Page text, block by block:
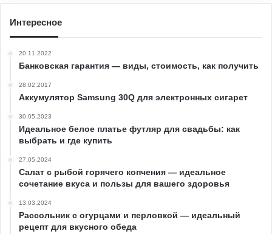
Интересное
20.11.2022
Банковская гарантия — виды, стоимость, как получить
28.02.2017
Аккумулятор Samsung 30Q для электронных сигарет
30.05.2023
Идеальное белое платье футляр для свадьбы: как
выбрать и где купить
27.05.2024
Салат с рыбой горячего копчения — идеальное
сочетание вкуса и пользы для вашего здоровья
13.03.2024
Рассольник с огурцами и перловкой — идеальный
рецепт для вкусного обеда